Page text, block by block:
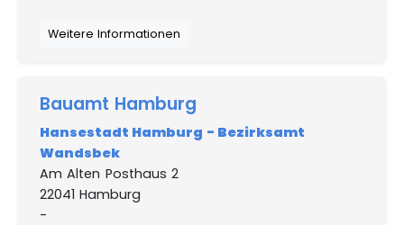
Weitere Informationen
Bauamt Hamburg
Hansestadt Hamburg - Bezirksamt
Wandsbek
Am Alten Posthaus 2
22041 Hamburg
-